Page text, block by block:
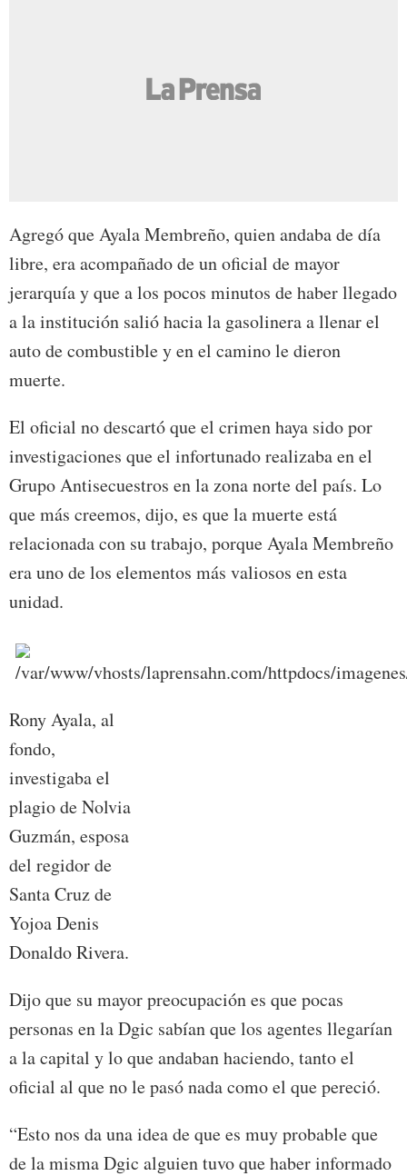
Agregó que Ayala Membreño, quien andaba de día
libre, era acompañado de un oficial de mayor
jerarquía y que a los pocos minutos de haber llegado
a la institución salió hacia la gasolinera a llenar el
auto de combustible y en el camino le dieron
muerte.
El oficial no descartó que el crimen haya sido por
investigaciones que el infortunado realizaba en el
Grupo Antisecuestros en la zona norte del país. Lo
que más creemos, dijo, es que la muerte está
relacionada con su trabajo, porque Ayala Membreño
era uno de los elementos más valiosos en esta
unidad.
Rony Ayala, al
fondo,
investigaba el
plagio de Nolvia
Guzmán, esposa
del regidor de
Santa Cruz de
Yojoa Denis
Donaldo Rivera.
Dijo que su mayor preocupación es que pocas
personas en la Dgic sabían que los agentes llegarían
a la capital y lo que andaban haciendo, tanto el
oficial al que no le pasó nada como el que pereció.
“Esto nos da una idea de que es muy probable que
de la misma Dgic alguien tuvo que haber informado